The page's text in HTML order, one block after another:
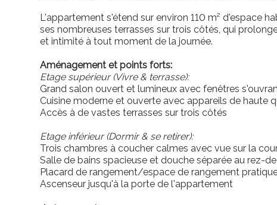
L'appartement s'étend sur environ 110 m² d'espace
ses nombreuses terrasses sur trois côtés, qui
et intimité à tout moment de la journée.
Aménagement et points forts:
Etage supérieur (Vivre & terrasse):
Grand salon ouvert et lumineux avec fenêtres
Cuisine moderne et ouverte avec appareils de haute
Accès à de vastes terrasses sur trois côtés
Etage inférieur (Dormir & se retirer):
Trois chambres à coucher calmes avec vue sur la
Salle de bains spacieuse et douche séparée au rez-
Placard de rangement/espace de rangement
Ascenseur jusqu'à la porte de l'appartement